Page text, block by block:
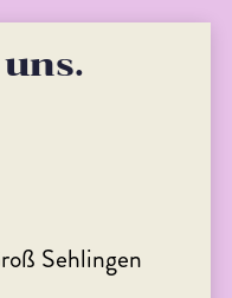
Sehlingen